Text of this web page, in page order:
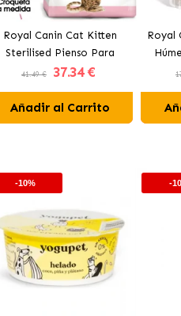
Royal Canin Cat Kitten
Sterilised Pienso Para
Gatito Esterilizado
41.49 € 37.34 €
Añadir al Carrito
Royal
-10% -